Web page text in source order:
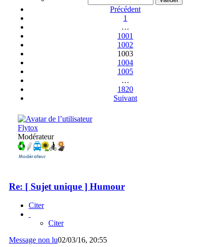
Précédent
1
…
1001
1002
1003
1004
1005
…
1820
Suivant
Flytox
Modérateur
Re: [ Sujet unique ] Humour
Citer
Citer
Message non lu02/03/16, 20:55